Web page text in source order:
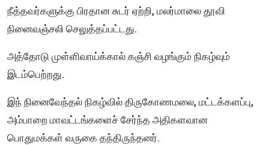
நீத்தவர்களுக்கு பிரதான சுடர் ஏற்றி, மலர்மாலை தூவி
நினைவஞ்சலி செலுத்தப்பட்டது.
அத்தோடு முள்ளிவாய்க்கால் கஞ்சி வழங்கும் நிகழ்வும்
இடம்பெற்றது.
இந் நினைவேந்தல் நிகழ்வில் திருகோணமலை, மட்டக்களப்பு,
அம்பாறை மாவட்டங்களைச் சேர்ந்த அதிகளவான
பொதுமக்கள் வருகை தந்திருந்தனர்.